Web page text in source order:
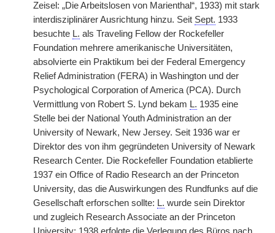
Zeisel: „Die Arbeitslosen von Marienthal“, 1933) mit stark
interdisziplinärer Ausrichtung hinzu. Seit Sept. 1933
besuchte L. als Traveling Fellow der Rockefeller
Foundation mehrere amerikanische Universitäten,
absolvierte ein Praktikum bei der Federal Emergency
Relief Administration (FERA) in Washington und der
Psychological Corporation of America (PCA). Durch
Vermittlung von Robert S. Lynd bekam L. 1935 eine
Stelle bei der National Youth Administration an der
University of Newark, New Jersey. Seit 1936 war er
Direktor des von ihm gegründeten University of Newark
Research Center. Die Rockefeller Foundation etablierte
1937 ein Office of Radio Research an der Princeton
University, das die Auswirkungen des Rundfunks auf die
Gesellschaft erforschen sollte: L. wurde sein Direktor
und zugleich Research Associate an der Princeton